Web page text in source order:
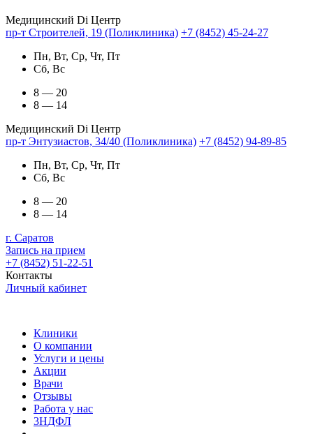
Медицинский Di Центр
пр-т Строителей, 19 (Поликлиника) +7 (8452) 45-24-27
Пн, Вт, Ср, Чт, Пт
Сб, Вс
8 — 20
8 — 14
Медицинский Di Центр
пр-т Энтузиастов, 34/40 (Поликлиника) +7 (8452) 94-89-85
Пн, Вт, Ср, Чт, Пт
Сб, Вс
8 — 20
8 — 14
г. Саратов
Запись на прием
+7 (8452) 51-22-51
Контакты
Личный кабинет
Клиники
О компании
Услуги и цены
Акции
Врачи
Отзывы
Работа у нас
3НДФЛ